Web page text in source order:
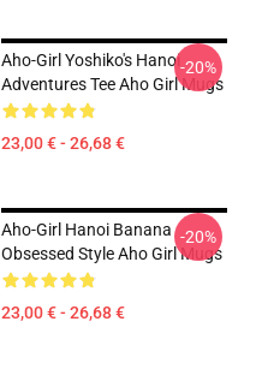
Aho-Girl Yoshiko's Hanoi
Adventures Tee Aho Girl Mugs
23,00 € - 26,68 €
-20%
Aho-Girl Hanoi Banana
Obsessed Style Aho Girl Mugs
23,00 € - 26,68 €
-20%